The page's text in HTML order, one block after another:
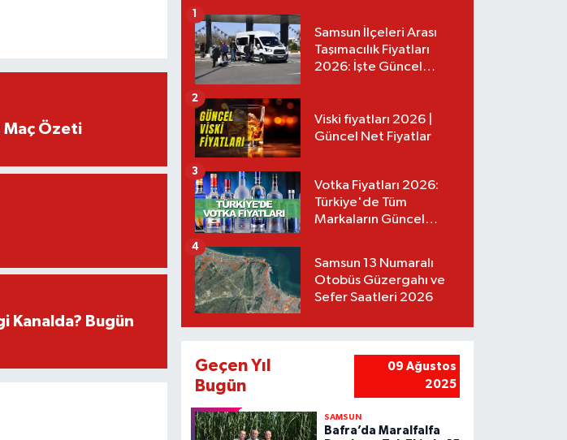
Maç Özeti
Kanalda? Bugün
Samsun İlçeleri Arası
Taşımacılık Fiyatları
2026: İşte Güncel
1
Viski fiyatları 2026 |
Güncel Net Fiyatlar
2
Votka Fiyatları 2026:
Türkiye'de Tüm
Markaların Güncel
3
Samsun 13 Numaralı
Otobüs Güzergahı ve
Sefer Saatleri 2026
4
Geçen Yıl
Bugün
09 Ağustos
2025
SAMSUN
Bafra’da Maralfalfa